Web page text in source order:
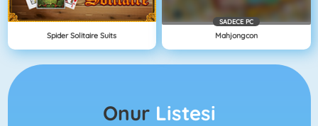
Spider Solitaire Suits
SADECE PC
Mahjongcon
Onur Listesi